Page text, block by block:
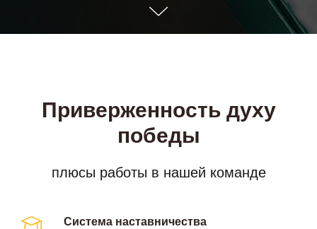
Приверженность духу
победы
плюсы работы в нашей команде
Система наставничества